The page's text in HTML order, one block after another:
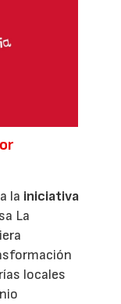
la iniciativa
La
locales